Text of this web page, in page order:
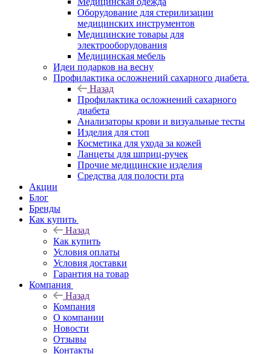
Оборудование для стерилизации
медицинских инструментов
Медицинские товары для
электрооборудования
Медицинская мебель
Идеи подарков на весну
Профилактика осложнений сахарного диабета
Назад
Профилактика осложнений сахарного
диабета
Анализаторы крови и визуальные тесты
Изделия для стоп
Косметика для ухода за кожей
Ланцеты для шприц-ручек
Прочие медицинские изделия
Средства для полости рта
Акции
Блог
Бренды
Как купить
Назад
Как купить
Условия оплаты
Условия доставки
Гарантия на товар
Компания
Назад
Компания
О компании
Новости
Отзывы
Контакты